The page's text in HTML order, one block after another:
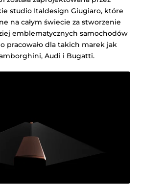
studio Italdesign Giugiaro, które
na całym świecie za stworzenie
emblematycznych samochodów
pracowało dla takich marek jak
Audi i Bugatti.